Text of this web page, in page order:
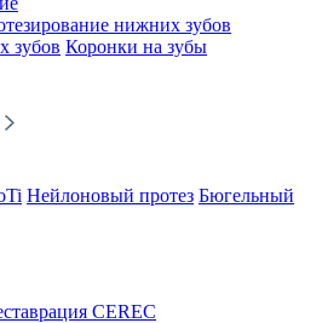
нижних зубов
зубов Коронки на зубы
Нейлоновый протез Бюгельный
CEREC